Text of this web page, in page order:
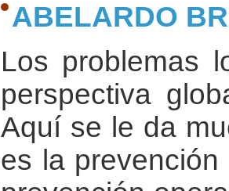
ABELARDO
Los problemas
perspectiva
Aquí se le da
es la